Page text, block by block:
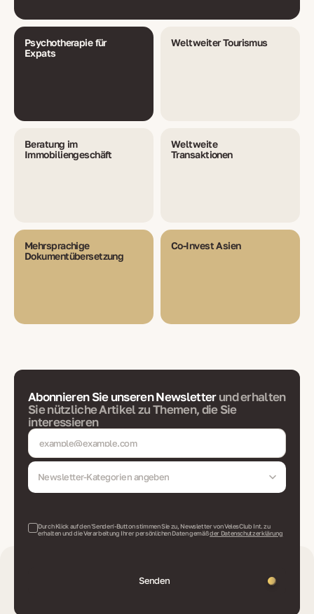
Psychotherapie für
Expats
Weltweiter Tourismus
Beratung im
Immobiliengeschäft
Weltweite
Transaktionen
Mehrsprachige
Dokumentübersetzung
Co-Invest Asien
Abonnieren Sie unseren Newsletterund erhalten
Sie nützliche Artikel zu Themen, die Sie
interessieren
Newsletter-Kategorien angeben
Durch Klick auf den 'Senden'-Button stimmen Sie zu, Newsletter von VelesClub Int. zu
erhalten und die Verarbeitung Ihrer persönlichen Daten gemäßder Datenschutzerklärung
Senden